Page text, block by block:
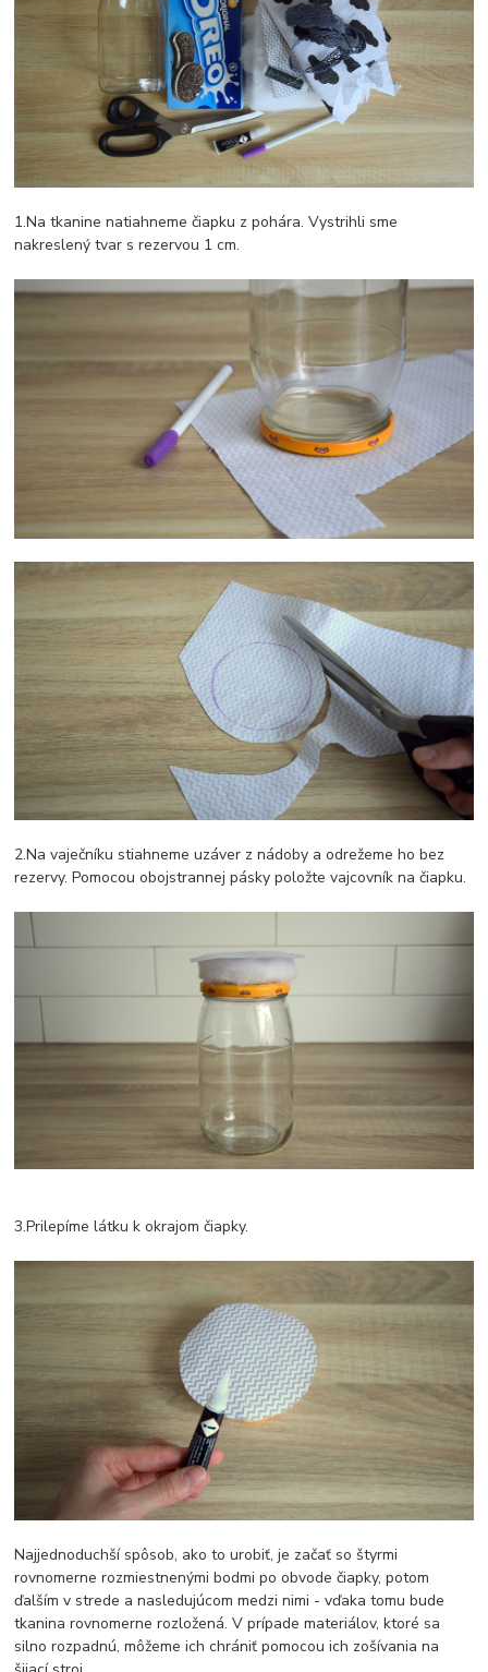
1.Na tkanine natiahneme čiapku z pohára. Vystrihli sme
nakreslený tvar s rezervou 1 cm.
2.Na vaječníku stiahneme uzáver z nádoby a odrežeme ho bez
rezervy. Pomocou obojstrannej pásky položte vajcovník na čiapku.
3.Prilepíme látku k okrajom čiapky.
Najjednoduchší spôsob, ako to urobiť, je začať so štyrmi
rovnomerne rozmiestnenými bodmi po obvode čiapky, potom
ďalším v strede a nasledujúcom medzi nimi - vďaka tomu bude
tkanina rovnomerne rozložená. V prípade materiálov, ktoré sa
silno rozpadnú, môžeme ich chrániť pomocou ich zošívania na